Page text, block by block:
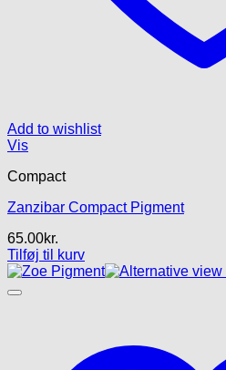
Add to wishlist
Vis
Compact
Zanzibar Compact Pigment
65.00kr.
Tilføj til kurv